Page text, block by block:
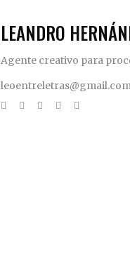
LEANDRO
Agente creativo para